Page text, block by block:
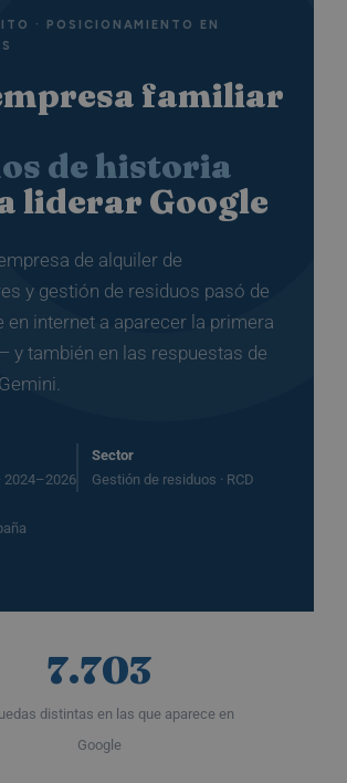
· POSICIONAMIENTO EN
familiar
de historia
liderar Google
de alquiler de
y gestión de residuos pasó de
en internet a aparecer la primera
y también en las respuestas de
2024–2026
Sector
Gestión de residuos · RCD
7.703
distintas en las que aparece en
Google